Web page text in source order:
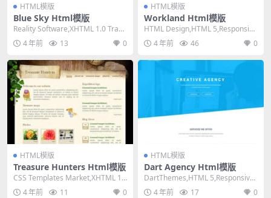
HTML模版
Blue Sky Html模版
Reality Software,XHTML 1.0 Trans
itional,...
4 年前 13 0
HTML模版
Workland Html模版
HTML Design,HTML 5,Responsiv
e, 3 Columns...
4 年前 46 0
HTML模版
Treasure Hunters Html模版
CSS Templates Market,XHTML 1.
0 Transitio...
4 年前 11 0
HTML模版
Dart Agency Html模版
DartThemes,HTML 5,Responsive,
4 Columns,...
4 年前 17 0